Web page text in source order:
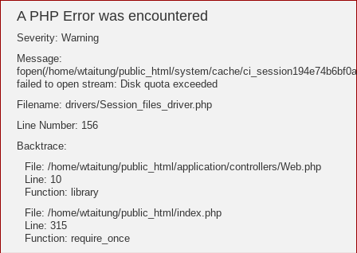
A PHP Error was encountered
Severity: Warning
Message:
fopen(/home/wtaitung/public_html/system/cache/
failed to open stream: Disk quota exceeded
Filename: drivers/Session_files_driver.php
Line Number: 156
Backtrace:
File: /home/wtaitung/public_html/application/controllers/Web.php
Line: 10
Function: library
File: /home/wtaitung/public_html/index.php
Line: 315
Function: require_once